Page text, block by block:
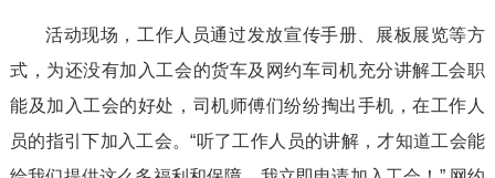
活动现场，工作人员通过发放宣传手册、展板展览等方
式，为还没有加入工会的货车及网约车司机充分讲解工会职
能及加入工会的好处，司机师傅们纷纷掏出手机，在工作人
员的指引下加入工会。“听了工作人员的讲解，才知道工会能